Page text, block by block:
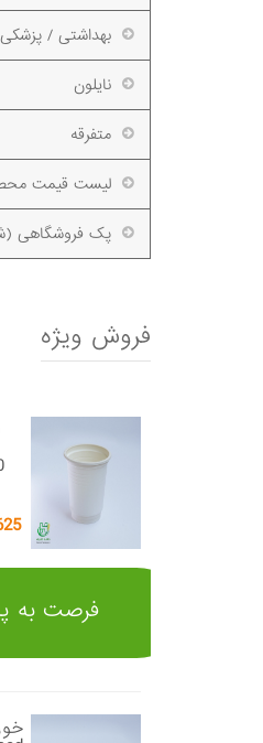
بهداشتی / پزشکی
نایلون
متفرقه
لیست قیمت
پک فروشگاهی
فروش ویژه
625
فرصت به